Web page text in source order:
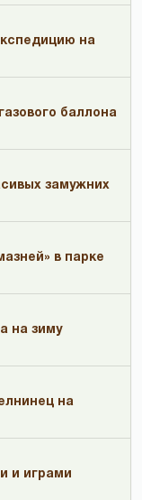
на
баллона
замужних
в парке
на зиму
на
и играми